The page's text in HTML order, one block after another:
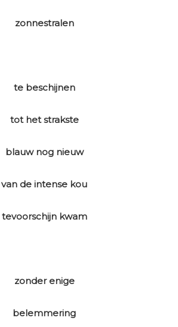
zonnestralen
te beschijnen
tot het strakste
blauw nog nieuw
van de intense kou
tevoorschijn kwam
zonder enige
belemmering